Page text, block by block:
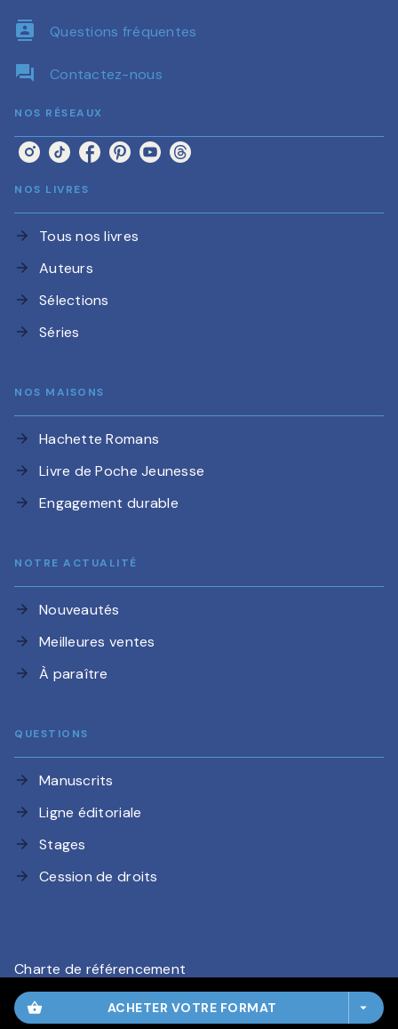
shopping_basket ACHETER VOTRE FORMAT arrow_drop_down
contacts Questions fréquentes
question_answer Contactez-nous
NOS RÉSEAUX
NOS LIVRES
arrow_forward Tous nos livres
arrow_forward Auteurs
arrow_forward Sélections
arrow_forward Séries
NOS MAISONS
arrow_forward Hachette Romans
arrow_forward Livre de Poche Jeunesse
arrow_forward Engagement durable
NOTRE ACTUALITÉ
arrow_forward Nouveautés
arrow_forward Meilleures ventes
arrow_forward À paraître
QUESTIONS
arrow_forward Manuscrits
arrow_forward Ligne éditoriale
arrow_forward Stages
arrow_forward Cession de droits
Charte de référencement
CGU
Charte des Données Personnelles